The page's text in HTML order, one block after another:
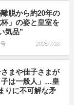
脱から約20年の
」の姿と皇室を
気品”
2026/7/20
さまや佳子さまが
子は一般人」…皇
りに不可解な矛